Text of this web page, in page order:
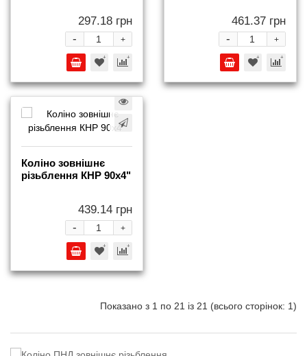
297.18 грн
+
-
461.37 грн
+
-
Коліно зовнішнє
різьблення КНР 90x4"
439.14 грн
+
-
Показано з 1 по 21 із 21 (всього сторінок: 1)